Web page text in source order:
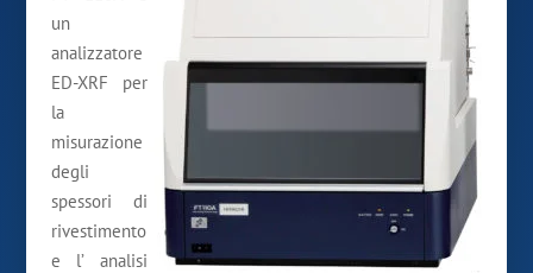
un
analizzatore
ED-XRF per
la
misurazione
degli
spessori di
rivestimento
e l’ analisi